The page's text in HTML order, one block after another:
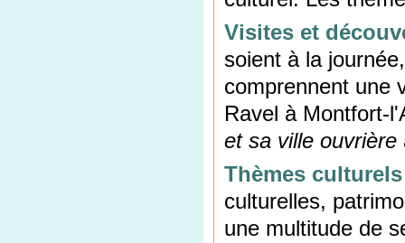
Visites et
soient à la
comprennent une
Ravel à Montfort-
et sa ville ouvrière
Thèmes culturels
culturelles,
une multitude de